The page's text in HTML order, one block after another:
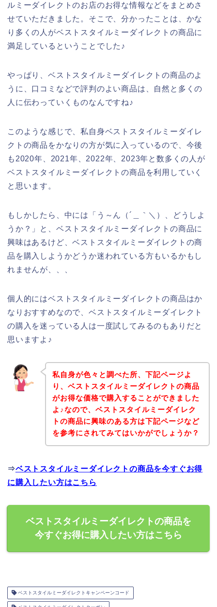
ルミーダイレクトのお店のお得な情報などをまとめさ
せていただきました。そこで、分かったことは、かな
り多くの人がベストスタイルミーダイレクトの商品に
満足しているということでした♪
やっぱり、ベストスタイルミーダイレクトの商品のよ
うに、口コミなどで評判のよい商品は、自然と多くの
人に伝わっていくものなんですね♪
このような感じで、私自身ベストスタイルミーダイレ
クトの商品をかなりの方が気に入っているので、今後
も2020年、2021年、2022年、2023年と数多くの人が
ベストスタイルミーダイレクトの商品を利用していく
と思います。
もしかしたら、中には「う～ん（´＿｀＼）、どうしよ
うか？」と、ベストスタイルミーダイレクトの商品に
興味はあるけど、ベストスタイルミーダイレクトの商
品を購入しようかどうか迷われている方もいるかもし
れませんが、、、
個人的にはベストスタイルミーダイレクトの商品はか
なりおすすめなので、ベストスタイルミーダイレクト
の購入を迷っている人は一度試してみるのもありだと
思いますよ♪
私自身が色々と調べた所、下記ページよ
り、ベストスタイルミーダイレクトの商品
がお得な価格で購入することができました
よ♪なので、ベストスタイルミーダイレク
トの商品に興味のある方は下記ページなど
を参考にされてみてはいかがでしょうか？
⇒ベストスタイルミーダイレクトの商品を今すぐお得
に購入したい方はこちら
ベストスタイルミーダイレクトの商品を
今すぐお得に購入したい方はこちら
ベストスタイルミーダイレクトキャンペーンコード